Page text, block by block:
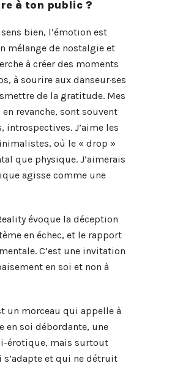
à ton public ?
bien, l’émotion est
mélange de nostalgie et
à créer des moments
à sourire aux danseur·ses
de la gratitude. Mes
revanche, sont souvent
introspectives. J’aime les
où le « drop »
que physique. J’aimerais
agisse comme une
évoque la déception
en échec, et le rapport
C’est une invitation
en soi et non à
un morceau qui appelle à
en soi débordante, une
érotique, mais surtout
s’adapte et qui ne détruit